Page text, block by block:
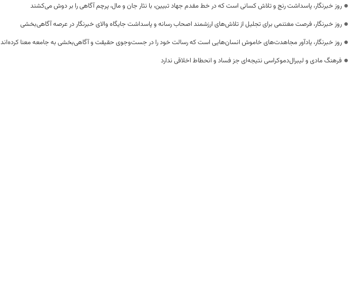
روز خبرنگار، پاسداشت رنج و تلاش کسانی است که در خط مقدم جهاد تبیین، با نثار جان و مال، پرچم آگاهی را بر دوش می‌کشند
روز خبرنگار، فرصت مغتنمی برای تجلیل از تلاش‌های ارزشمند اصحاب رسانه و پاسداشت جایگاه والای خبرنگار در عرصه آگاهی‌بخشی
روز خبرنگار، یادآور مجاهدت‌های خاموش انسان‌هایی است که رسالت خود را در جست‌وجوی حقیقت و آگاهی‌بخشی به جامعه معنا کرده‌اند
فرهنگ مادی و لیبرال‌دموکراسی نتیجه‌ای جز فساد و انحطاط اخلاقی ندارد